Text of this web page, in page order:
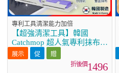
專利工具清潔能力加倍
【超強清潔工具】韓國
Catchmop 超人氣專利抹布拖
把組合
1496